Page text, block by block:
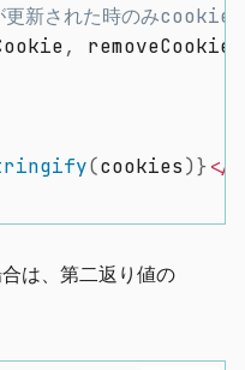
新された時のみ
, removeCookie
(cookies)}</
、第二返り値の